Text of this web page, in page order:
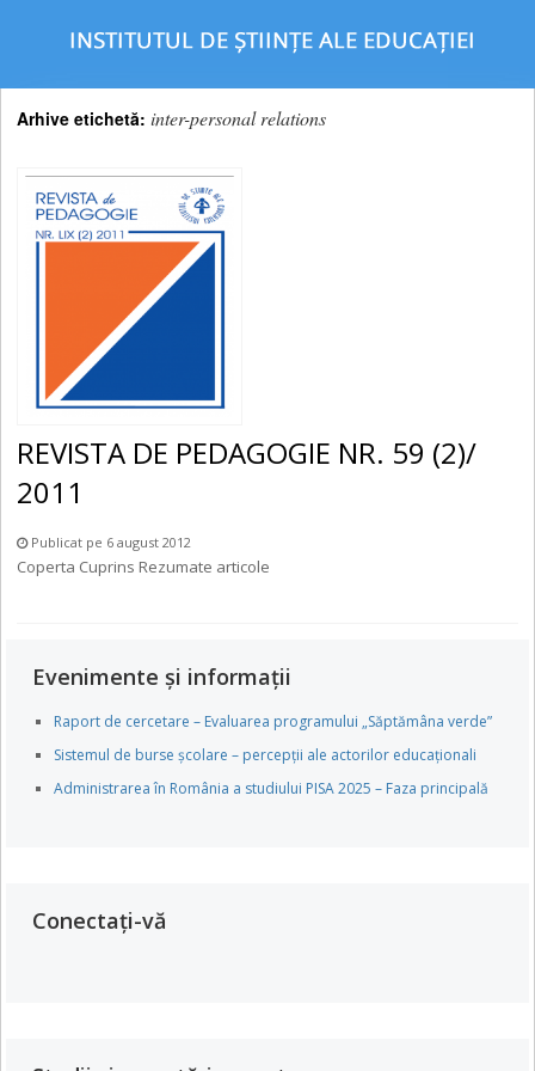
Arhive etichetă:inter-personal relations
REVISTA DE PEDAGOGIE NR. 59 (2)/
2011
Publicat pe 6 august 2012
Coperta Cuprins Rezumate articole
Evenimente și informații
Raport de cercetare – Evaluarea programului „Săptămâna verde”
Sistemul de burse școlare – percepții ale actorilor educaționali
Administrarea în România a studiului PISA 2025 – Faza principală
Conectați-vă